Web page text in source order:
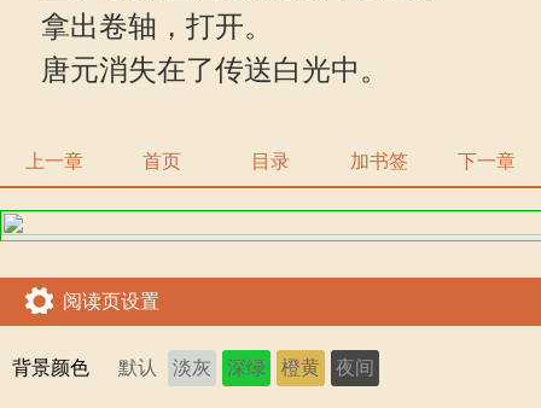
拿出卷轴，打开。
唐元消失在了传送白光中。
上一章 首页 目录 加书签 下一章
阅读页设置
背景颜色 默认 淡灰 深绿 橙黄 夜间